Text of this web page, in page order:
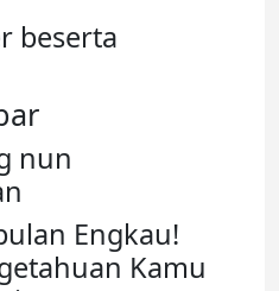
beserta
nun
Engkau!
Kamu